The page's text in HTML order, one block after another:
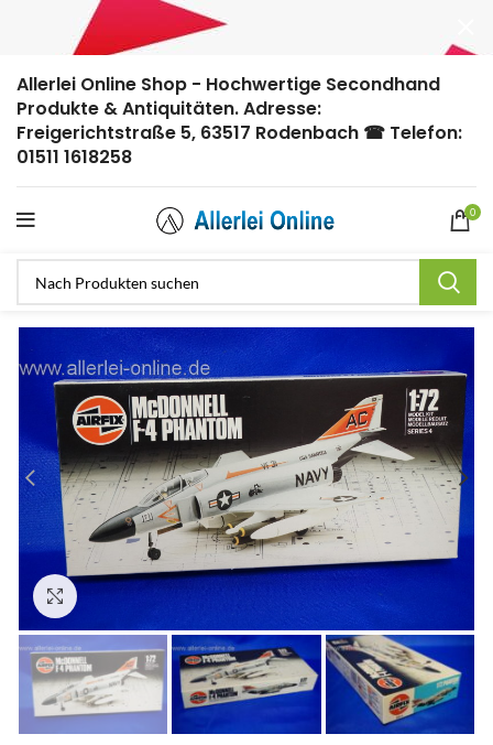
Allerlei Online Shop - Hochwertige Secondhand
Produkte & Antiquitäten. Adresse:
Freigerichtstraße 5, 63517 Rodenbach ☎ Telefon:
01511 1618258
0
Zum Vergrößern anklicken